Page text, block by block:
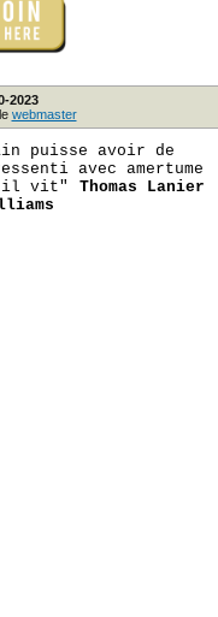
2023
webmaster
puisse avoir de
avec amertume
il vit"
Thomas Lanier